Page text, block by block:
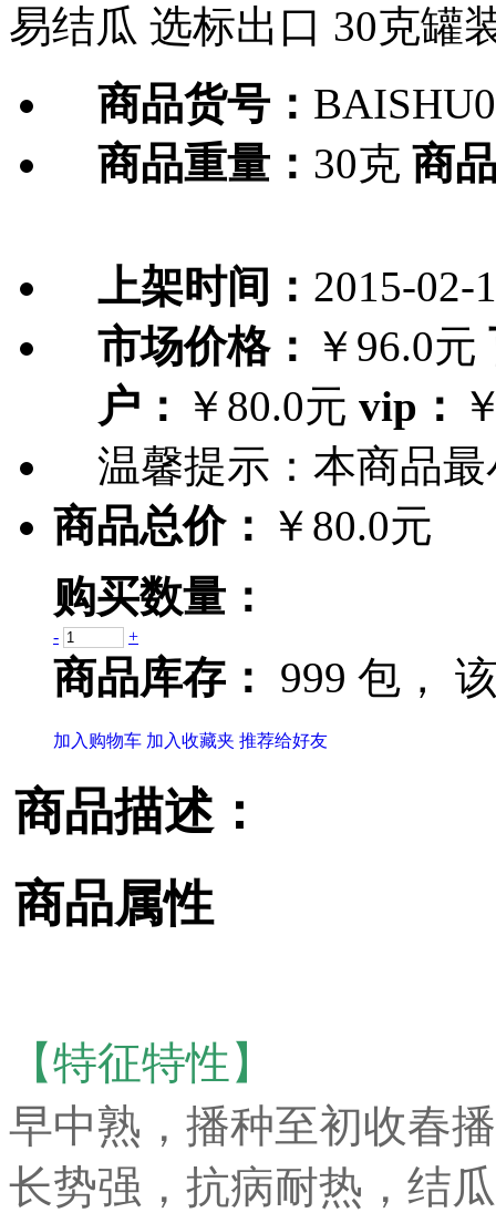
易结瓜 选标出口 30克罐
商品货号：
商品重量： 30克 商
上架时间： 2015-02-
市场价格： ￥96.0元
户： ￥80.0元 vip：
温馨提示： 本商品
商品总价： ￥80.0元
购买数量：
- +
商品库存： 999 包，
加入购物车 加入收藏夹 推荐给好友
商品描述：
商品属性
【特征特性】
早中熟，播种至初收春
长势强，抗病耐热，结